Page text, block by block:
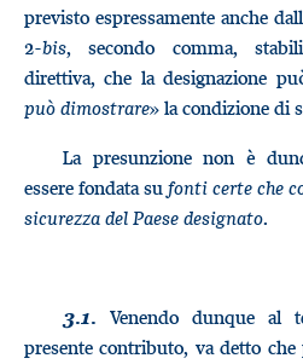
previsto espressamente anche
2-bis, secondo comma,
direttiva, che la designazione
può dimostrare» la condizione di
La presunzione non è
essere fondata su fonti certe che
sicurezza del Paese designato.
3.1. Venendo dunque al
presente contributo, va detto